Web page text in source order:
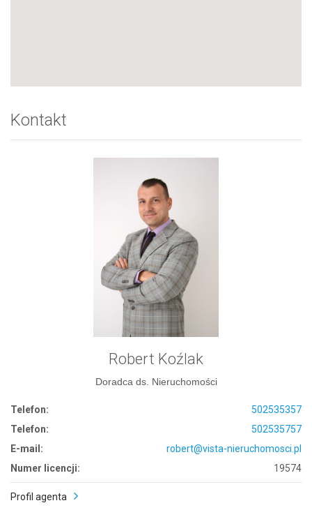
Kontakt
Robert Koźlak
Doradca ds. Nieruchomości
Telefon:
502535357
Telefon:
502535757
E-mail:
robert@vista-nieruchomosci.pl
Numer licencji:
19574
Profil agenta